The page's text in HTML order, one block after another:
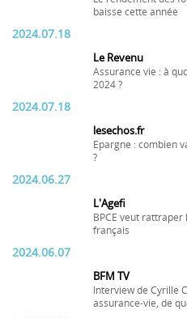
baisse cette année
2024.07.18
Le Revenu
Assurance vie : à
2024 ?
2024.07.18
lesechos.fr
Epargne : combien
?
2024.06.27
L'Agefi
BPCE veut
français
2024.06.07
BFM TV
Interview de Cyrille
assurance-vie, de